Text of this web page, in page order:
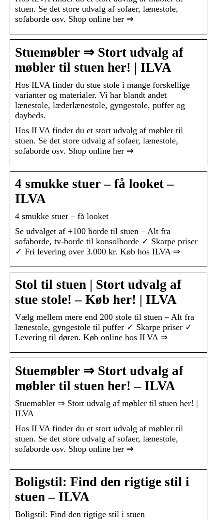
stuen. Se det store udvalg af sofaer, lænestole,
sofaborde osv. Shop online her ⇒
Stuemøbler ⇒ Stort udvalg af
møbler til stuen her! | ILVA
Hos ILVA finder du stue stole i mange forskellige
varianter og materialer. Vi har blandt andet
lænestole, læderlænestole, gyngestole, puffer og
daybeds.
Hos ILVA finder du et stort udvalg af møbler til
stuen. Se det store udvalg af sofaer, lænestole,
sofaborde osv. Shop online her ⇒
4 smukke stuer – få looket –
ILVA
4 smukke stuer – få looket
Se udvalget af +100 borde til stuen – Alt fra
sofaborde, tv-borde til konsolborde ✓ Skarpe priser
✓ Fri levering over 3.000 kr. Køb hos ILVA ⇒
Stol til stuen | Stort udvalg af
stue stole! – Køb her! | ILVA
Vælg mellem mere end 200 stole til stuen – Alt fra
lænestole, gyngestole til puffer ✓ Skarpe priser ✓
Levering til døren. Køb online hos ILVA ⇒
Stuemøbler ⇒ Stort udvalg af
møbler til stuen her! – ILVA
Stuemøbler ⇒ Stort udvalg af møbler til stuen her! |
ILVA
Hos ILVA finder du et stort udvalg af møbler til
stuen. Se det store udvalg af sofaer, lænestole,
sofaborde osv. Shop online her ⇒
Boligstil: Find den rigtige stil i
stuen – ILVA
Boligstil: Find den rigtige stil i stuen